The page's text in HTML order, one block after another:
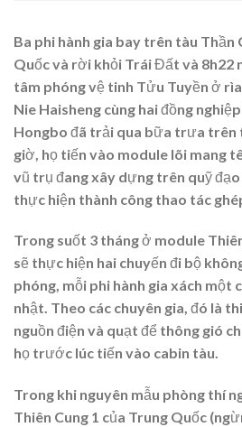
Ba phi hành gia bay trên tàu Thần
Quốc và rời khỏi Trái Đất và 8h22
tâm phóng vệ tinh Tửu Tuyền ở
Nie Haisheng cùng hai đồng
Hongbo đã trải qua bữa trưa trên
giờ, họ tiến vào module lõi mang
vũ trụ đang xây dựng trên quỹ
thực hiện thành công thao tác
Trong suốt 3 tháng ở module
sẽ thực hiện hai chuyến đi bộ
phóng, mỗi phi hành gia xách một
nhật. Theo các chuyên gia, đó là
nguồn điện và quạt để thông gió
họ trước lúc tiến vào cabin tàu.
Trong khi nguyên mẫu phòng thí
Thiên Cung 1 của Trung Quốc